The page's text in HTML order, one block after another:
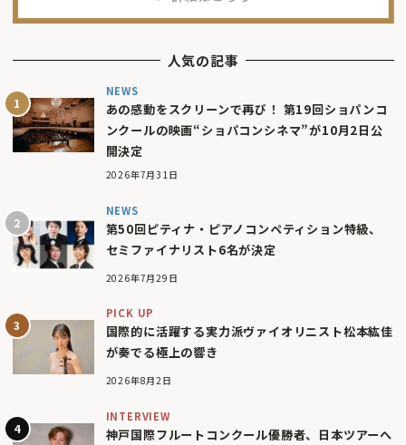
人気の記事
NEWS
あの感動をスクリーンで再び！ 第19回ショパンコ
ンクールの映画“ショパコンシネマ”が10月2日公
開決定
2026年7月31日
NEWS
第50回ピティナ・ピアノコンペティション特級、
セミファイナリスト6名が決定
2026年7月29日
PICK UP
国際的に活躍する実力派ヴァイオリニスト松本紘佳
が奏でる極上の響き
2026年8月2日
INTERVIEW
神戸国際フルートコンクール優勝者、日本ツアーへ